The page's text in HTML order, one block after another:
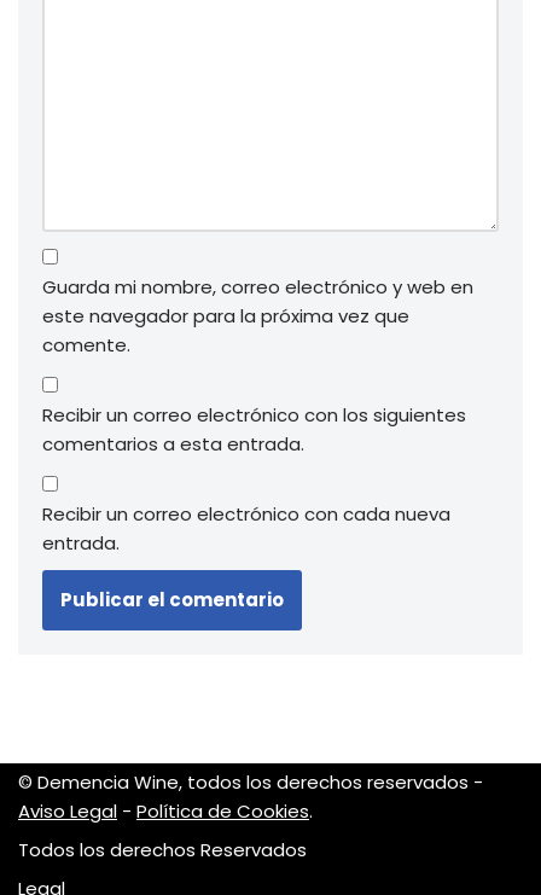
Guarda mi nombre, correo electrónico y web en
este navegador para la próxima vez que
comente.
Recibir un correo electrónico con los siguientes
comentarios a esta entrada.
Recibir un correo electrónico con cada nueva
entrada.
© Demencia Wine, todos los derechos reservados -
Aviso Legal - Política de Cookies.
Todos los derechos Reservados
Legal